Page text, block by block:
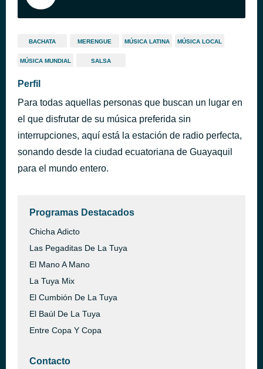
BACHATA MERENGUE MÚSICA LATINA MÚSICA LOCAL
MÚSICA MUNDIAL SALSA
Perfil
Para todas aquellas personas que buscan un lugar en
el que disfrutar de su música preferida sin
interrupciones, aquí está la estación de radio perfecta,
sonando desde la ciudad ecuatoriana de Guayaquil
para el mundo entero.
Programas Destacados
Chicha Adicto
Las Pegaditas De La Tuya
El Mano A Mano
La Tuya Mix
El Cumbión De La Tuya
El Baúl De La Tuya
Entre Copa Y Copa
Contacto